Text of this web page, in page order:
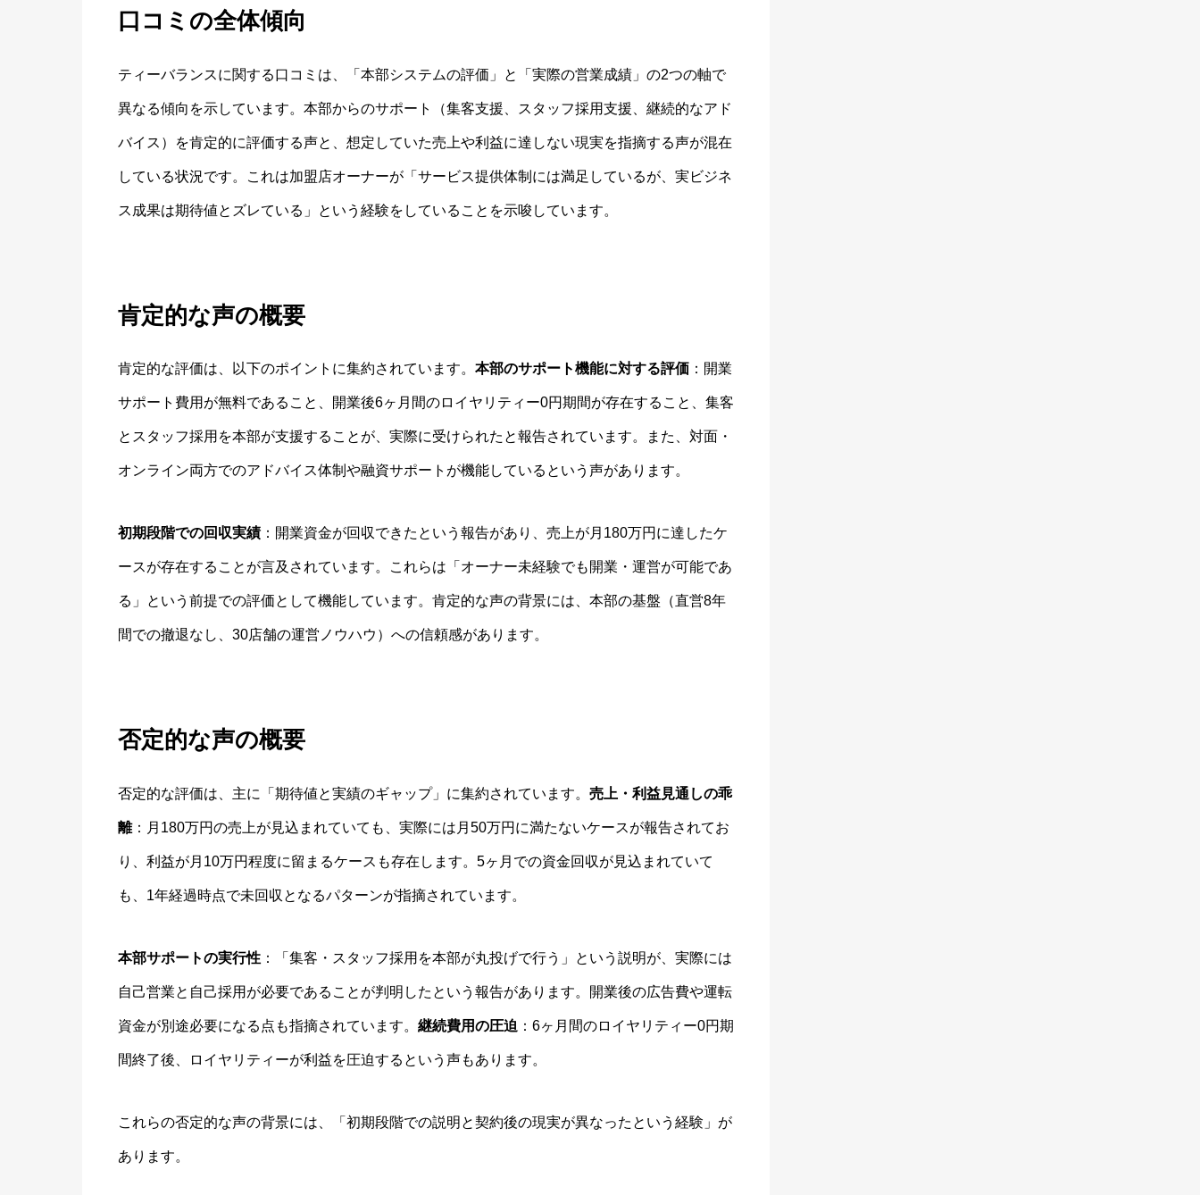
口コミの全体傾向
ティーバランスに関する口コミは、「本部システムの評価」と「実際の営業成績」の2つの軸で
異なる傾向を示しています。本部からのサポート（集客支援、スタッフ採用支援、継続的なアド
バイス）を肯定的に評価する声と、想定していた売上や利益に達しない現実を指摘する声が混在
している状況です。これは加盟店オーナーが「サービス提供体制には満足しているが、実ビジネ
ス成果は期待値とズレている」という経験をしていることを示唆しています。
肯定的な声の概要
肯定的な評価は、以下のポイントに集約されています。 本部のサポート機能に対する評価 ：開業
サポート費用が無料であること、開業後6ヶ月間のロイヤリティー0円期間が存在すること、集客
とスタッフ採用を本部が支援することが、実際に受けられたと報告されています。また、対面・
オンライン両方でのアドバイス体制や融資サポートが機能しているという声があります。
初期段階での回収実績 ：開業資金が回収できたという報告があり、売上が月180万円に達したケ
ースが存在することが言及されています。これらは「オーナー未経験でも開業・運営が可能であ
る」という前提での評価として機能しています。肯定的な声の背景には、本部の基盤（直営8年
間での撤退なし、30店舗の運営ノウハウ）への信頼感があります。
否定的な声の概要
否定的な評価は、主に「期待値と実績のギャップ」に集約されています。 売上・利益見通しの乖
離：月180万円の売上が見込まれていても、実際には月50万円に満たないケースが報告されてお
り、利益が月10万円程度に留まるケースも存在します。5ヶ月での資金回収が見込まれていて
も、1年経過時点で未回収となるパターンが指摘されています。
本部サポートの実行性 ：「集客・スタッフ採用を本部が丸投げで行う」という説明が、実際には
自己営業と自己採用が必要であることが判明したという報告があります。開業後の広告費や運転
資金が別途必要になる点も指摘されています。 継続費用の圧迫 ：6ヶ月間のロイヤリティー0円期
間終了後、ロイヤリティーが利益を圧迫するという声もあります。
これらの否定的な声の背景には、「初期段階での説明と契約後の現実が異なったという経験」が
あります。